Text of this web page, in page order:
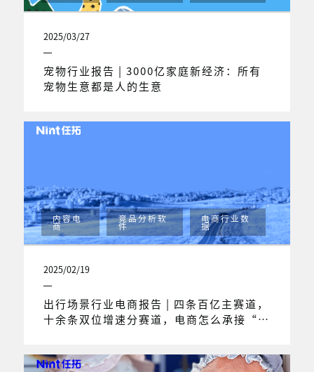
2025/03/27
宠物行业报告 | 3000亿家庭新经济：所有
宠物生意都是人的生意
内容电
商
竞品分析软
件
电商行业数
据
2025/02/19
出行场景行业电商报告 | 四条百亿主赛道，
十余条双位增速分赛道，电商怎么承接“新